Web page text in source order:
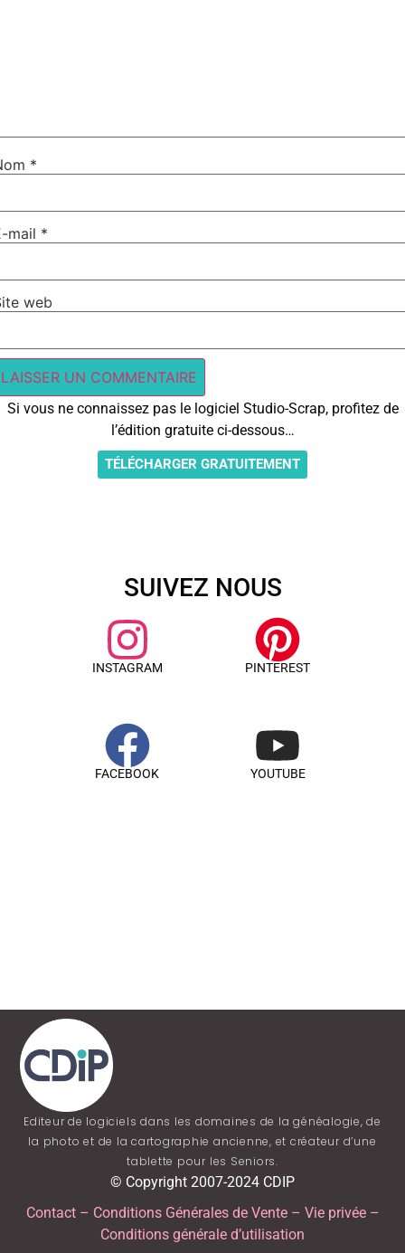
*
mail *
web
Si vous ne connaissez pas le logiciel Studio-Scrap, profitez de
l’édition gratuite ci-dessous…
TÉLÉCHARGER GRATUITEMENT
SUIVEZ NOUS
INSTAGRAM
FACEBOOK
PINTEREST
YOUTUBE
Editeur de logiciels dans les domaines de la généalogie, de
la photo et de la cartographie ancienne, et créateur d’une
tablette pour les Seniors.
© Copyright 2007-2024 CDIP
Contact– Conditions Générales de Vente– Vie privée–
Conditions générale d’utilisation